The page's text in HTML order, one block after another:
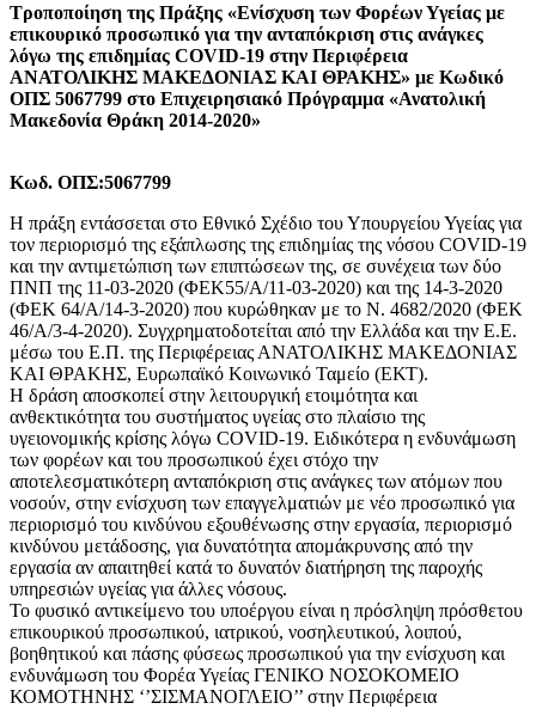
Τροποποίηση της Πράξης «Ενίσχυση των Φορέων Υγείας με
επικουρικό προσωπικό για την ανταπόκριση στις ανάγκες
λόγω της επιδημίας COVID-19 στην Περιφέρεια
ΑΝΑΤΟΛΙΚΗΣ ΜΑΚΕΔΟΝΙΑΣ ΚΑΙ ΘΡΑΚΗΣ» με Κωδικό
ΟΠΣ 5067799 στο Επιχειρησιακό Πρόγραμμα «Ανατολική
Μακεδονία Θράκη 2014-2020»
Κωδ. ΟΠΣ:5067799
Η πράξη εντάσσεται στο Εθνικό Σχέδιο του Υπουργείου Υγείας για
τον περιορισμό της εξάπλωσης της επιδημίας της νόσου COVID-19
και την αντιμετώπιση των επιπτώσεων της, σε συνέχεια των δύο
ΠΝΠ της 11-03-2020 (ΦΕΚ55/Α/11-03-2020) και της 14-3-2020
(ΦΕΚ 64/Α/14-3-2020) που κυρώθηκαν με το Ν. 4682/2020 (ΦΕΚ
46/Α/3-4-2020). Συγχρηματοδοτείται από την Ελλάδα και την Ε.Ε.
μέσω του Ε.Π. της Περιφέρειας ΑΝΑΤΟΛΙΚΗΣ ΜΑΚΕΔΟΝΙΑΣ
ΚΑΙ ΘΡΑΚΗΣ, Ευρωπαϊκό Κοινωνικό Ταμείο (ΕΚΤ).
Η δράση αποσκοπεί στην λειτουργική ετοιμότητα και
ανθεκτικότητα του συστήματος υγείας στο πλαίσιο της
υγειονομικής κρίσης λόγω COVID-19. Ειδικότερα η ενδυνάμωση
των φορέων και του προσωπικού έχει στόχο την
αποτελεσματικότερη ανταπόκριση στις ανάγκες των ατόμων που
νοσούν, στην ενίσχυση των επαγγελματιών με νέο προσωπικό για
περιορισμό του κινδύνου εξουθένωσης στην εργασία, περιορισμό
κινδύνου μετάδοσης, για δυνατότητα απομάκρυνσης από την
εργασία αν απαιτηθεί κατά το δυνατόν διατήρηση της παροχής
υπηρεσιών υγείας για άλλες νόσους.
Το φυσικό αντικείμενο του υποέργου είναι η πρόσληψη πρόσθετου
επικουρικού προσωπικού, ιατρικού, νοσηλευτικού, λοιπού,
βοηθητικού και πάσης φύσεως προσωπικού για την ενίσχυση και
ενδυνάμωση του Φορέα Υγείας ΓΕΝΙΚΟ ΝΟΣΟΚΟΜΕΙΟ
ΚΟΜΟΤΗΝΗΣ ‘’ΣΙΣΜΑΝΟΓΛΕΙΟ’’ στην Περιφέρεια